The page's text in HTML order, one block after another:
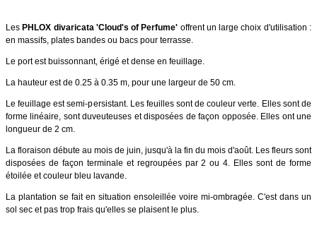
Les PHLOX divaricata 'Cloud's of Perfume' offrent un large choix d'utilisation :
en massifs, plates bandes ou bacs pour terrasse.
Le port est buissonnant, érigé et dense en feuillage.
La hauteur est de 0.25 à 0.35 m, pour une largeur de 50 cm.
Le feuillage est semi-persistant. Les feuilles sont de couleur verte. Elles sont de
forme linéaire, sont duveuteuses et disposées de façon opposée. Elles ont une
longueur de 2 cm.
La floraison débute au mois de juin, jusqu'à la fin du mois d'août. Les fleurs sont
disposées de façon terminale et regroupées par 2 ou 4. Elles sont de forme
étoilée et couleur bleu lavande.
La plantation se fait en situation ensoleillée voire mi-ombragée. C'est dans un
sol sec et pas trop frais qu'elles se plaisent le plus.